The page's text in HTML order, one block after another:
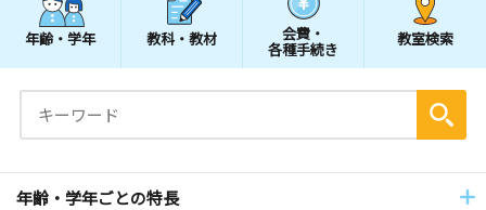
年齢・学年 教科・教材 会費・
各種手続き
教室検索
年齢・学年ごとの特長